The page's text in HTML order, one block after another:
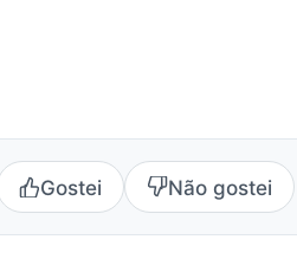
Gostei Não gostei